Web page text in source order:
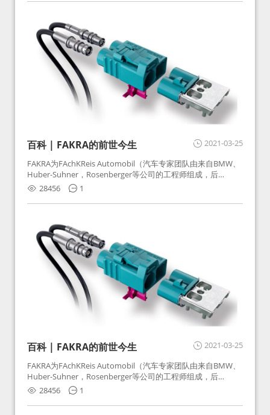
2021-03-25
百科 | FAKRA的前世今生
FAKRA为FAchKReis Automobil（汽车专家团队由来自BMW、
Huber-Suhner，Rosenberger等公司的工程师组成，后
Huber-Suhner相关连接器业务及技术在2010年并入
Rosenberger）缩写。起初为BMW需求用于车载收音机天线连
接，如今FAKRA已成为汽车行业通用标准的射频连接器，被业
28456 1
2021-03-25
百科 | FAKRA的前世今生
FAKRA为FAchKReis Automobil（汽车专家团队由来自BMW、
Huber-Suhner，Rosenberger等公司的工程师组成，后
Huber-Suhner相关连接器业务及技术在2010年并入
Rosenberger）缩写。起初为BMW需求用于车载收音机天线连
接，如今FAKRA已成为汽车行业通用标准的射频连接器，被业
28456 1